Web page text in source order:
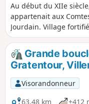
Au début du XIIe
appartenait aux
Jourdain. Village
tard possession des
Bretx passa sous la
seigneurs : famille de
famille Le Mazuyer au
Belbèze avant la
connut au XIXe siècle
dont témoignent la
Grande
Gratentour,
Visorandonneur
63,48 km
+412